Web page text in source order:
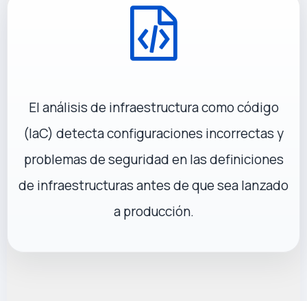
El análisis de infraestructura como código
(IaC) detecta configuraciones incorrectas y
problemas de seguridad en las definiciones
de infraestructuras antes de que sea lanzado
a producción.